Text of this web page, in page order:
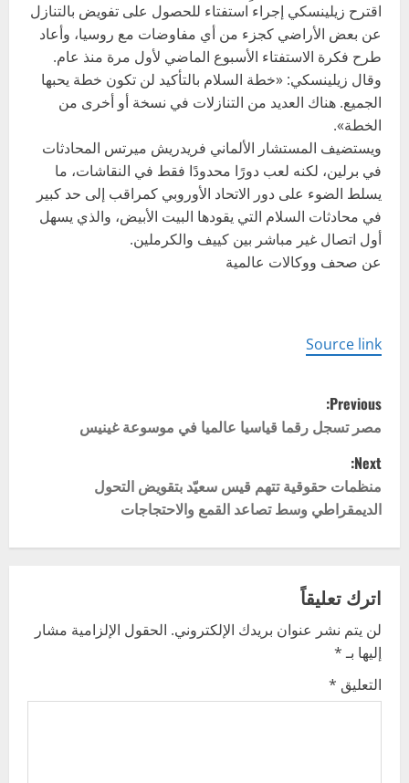
اقترح زيلينسكي إجراء استفتاء للحصول على تفويض بالتنازل
عن بعض الأراضي كجزء من أي مفاوضات مع روسيا، وأعاد
طرح فكرة الاستفتاء الأسبوع الماضي لأول مرة منذ عام.
وقال زيلينسكي: «خطة السلام بالتأكيد لن تكون خطة يحبها
الجميع. هناك العديد من التنازلات في نسخة أو أخرى من
الخطة».
ويستضيف المستشار الألماني فريدريش ميرتس المحادثات
في برلين، لكنه لعب دورًا محدودًا فقط في النقاشات، ما
يسلط الضوء على دور الاتحاد الأوروبي كمراقب إلى حد كبير
في محادثات السلام التي يقودها البيت الأبيض، والذي يسهل
أول اتصال غير مباشر بين كييف والكرملين.
عن صحف ووكالات عالمية
Source link
P
o
s
t
n
a
v
i
g
Previous:
مصر تسجل رقما قياسيا عالميا في موسوعة غينيس
Next:
منظمات حقوقية تتهم قيس سعيّد بتقويض التحول
الديمقراطي وسط تصاعد القمع والاحتجاجات
اترك تعليقاً
لن يتم نشر عنوان بريدك الإلكتروني. الحقول الإلزامية مشار
إليها بـ*
التعليق *